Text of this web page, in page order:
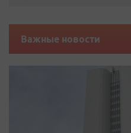
Важные новости